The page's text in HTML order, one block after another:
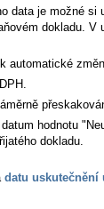
data je možné si
dokladu. V
automatické
hodnotu
dokladu.
datu uskutečnění